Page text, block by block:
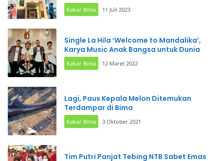
Kabar Bima 11 Juli 2023
Single La Hila ‘Welcome to Mandalika’,
Karya Music Anak Bangsa untuk Dunia
Kabar Bima 12 Maret 2022
Lagi, Paus Kepala Melon Ditemukan
Terdampar di Bima
Kabar Bima 3 Oktober 2021
Tim Putri Panjat Tebing NTB Sabet Emas